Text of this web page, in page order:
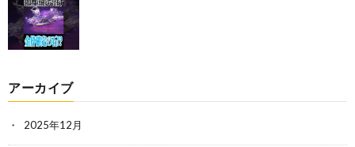
アーカイブ
2025年12月